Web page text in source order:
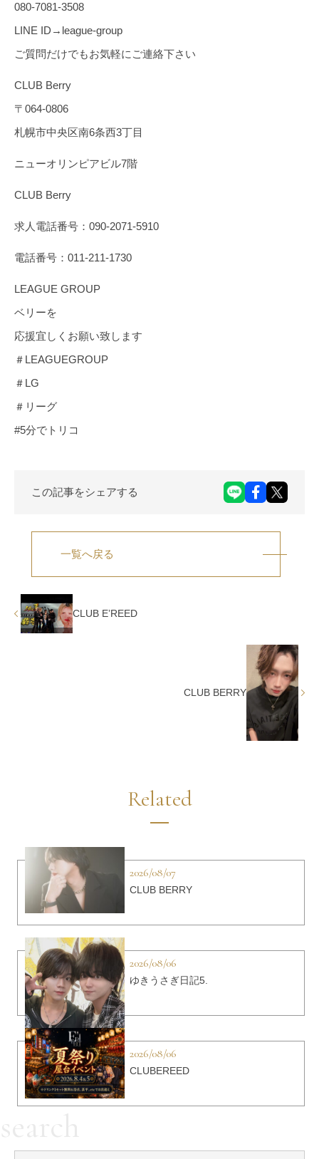
080-7081-3508
LINE ID→league-group
ご質問だけでもお気軽にご連絡下さい
CLUB Berry
〒064-0806
札幌市中央区南6条西3丁目
ニューオリンピアビル7階
CLUB Berry
求人電話番号：090-2071-5910
電話番号：011-211-1730
LEAGUE GROUP
ベリーを
応援宜しくお願い致します
＃LEAGUEGROUP
＃LG
＃リーグ
#5分でトリコ
この記事をシェアする
一覧へ戻る
CLUB E’REED
CLUB BERRY
Related
2026/08/07
CLUB BERRY
2026/08/06
ゆきうさぎ日記5.
2026/08/06
CLUBEREED